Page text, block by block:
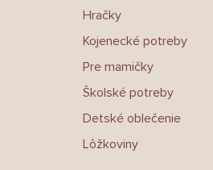
Hračky
Kojenecké potreby
Pre mamičky
Školské potreby
Detské oblečenie
Lôžkoviny